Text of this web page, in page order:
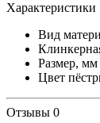
Характеристики
Вид
Размер, мм
Цвет
Отзывы 0